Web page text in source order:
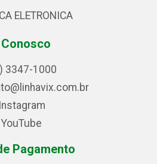
ELETRONICA
Conosco
3347-1000
Instagram
YouTube
Pagamento